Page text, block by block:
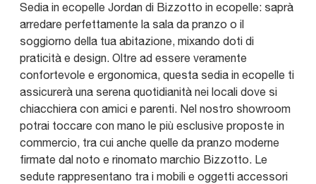
Sedia in ecopelle Jordan di Bizzotto in ecopelle: saprà
arredare perfettamente la sala da pranzo o il
soggiorno della tua abitazione, mixando doti di
praticità e design. Oltre ad essere veramente
confortevole e ergonomica, questa sedia in ecopelle ti
assicurerà una serena quotidianità nei locali dove si
chiacchiera con amici e parenti. Nel nostro showroom
potrai toccare con mano le più esclusive proposte in
commercio, tra cui anche quelle da pranzo moderne
firmate dal noto e rinomato marchio Bizzotto. Le
sedute rappresentano tra i mobili e oggetti accessori